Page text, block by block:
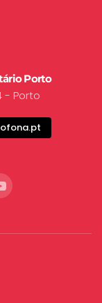
Porto
- Porto